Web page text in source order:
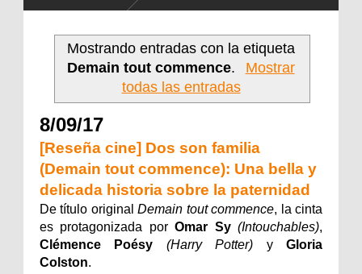
Mostrando entradas con la etiqueta
Demain tout commence.
Mostrar
todas las entradas
8/09/17
[Reseña cine] Dos son familia
(Demain tout commence): Una bella y
delicada historia sobre la paternidad
De título originalDemain tout commence, la cinta
es protagonizada porOmar Sy (Intouchables),
Clémence Poésy
(Harry Potter) yGloria
Colston.